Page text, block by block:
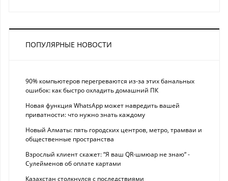
ПОПУЛЯРНЫЕ НОВОСТИ
90% компьютеров перегреваются из-за этих банальных
ошибок: как быстро охладить домашний ПК
Новая функция WhatsApp может навредить вашей
приватности: что нужно знать каждому
Новый Алматы: пять городских центров, метро, трамваи и
общественные пространства
Взрослый клиент скажет: “Я ваш QR-шмюар не знаю“ -
Сулейменов об оплате картами
Казахстан столкнулся с последствиями